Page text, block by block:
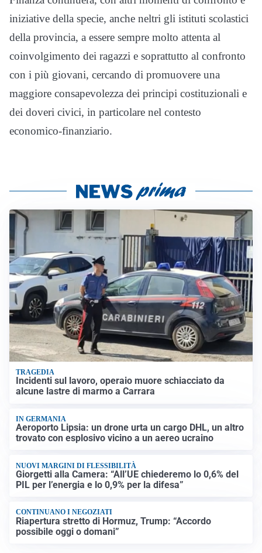
iniziative della specie, anche neltri gli istituti scolastici
della provincia, a essere sempre molto attenta al
coinvolgimento dei ragazzi e soprattutto al confronto
con i più giovani, cercando di promuovere una
maggiore consapevolezza dei principi costituzionali e
dei doveri civici, in particolare nel contesto
economico-finanziario.
TRAGEDIA
Incidenti sul lavoro, operaio muore schiacciato da
alcune lastre di marmo a Carrara
IN GERMANIA
Aeroporto Lipsia: un drone urta un cargo DHL, un altro
trovato con esplosivo vicino a un aereo ucraino
NUOVI MARGINI DI FLESSIBILITÀ
Giorgetti alla Camera: “All’UE chiederemo lo 0,6% del
PIL per l’energia e lo 0,9% per la difesa”
CONTINUANO I NEGOZIATI
Riapertura stretto di Hormuz, Trump: “Accordo
possibile oggi o domani”